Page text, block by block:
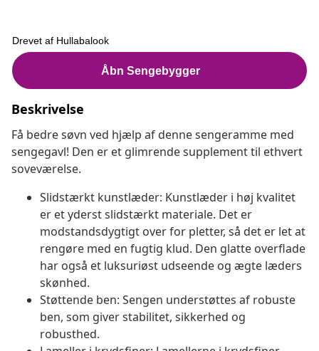
Beskrivelse
Få bedre søvn ved hjælp af denne sengeramme med
sengegavl! Den er et glimrende supplement til ethvert
soveværelse.
Slidstærkt kunstlæder: Kunstlæder i høj kvalitet
er et yderst slidstærkt materiale. Det er
modstandsdygtigt over for pletter, så det er let at
rengøre med en fugtig klud. Den glatte overflade
har også et luksuriøst udseende og ægte læders
skønhed.
Støttende ben: Sengen understøttes af robuste
ben, som giver stabilitet, sikkerhed og
robusthed.